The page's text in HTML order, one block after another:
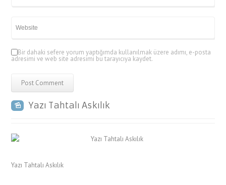
Bir dahaki sefere yorum yaptığımda kullanılmak üzere adımı, e-posta
adresimi ve web site adresimi bu tarayıcıya kaydet.
Yazı Tahtalı Askılık
Yazı Tahtalı Askılık